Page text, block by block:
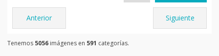
Anterior Siguiente
Tenemos 5056 imágenes en 591 categorías.